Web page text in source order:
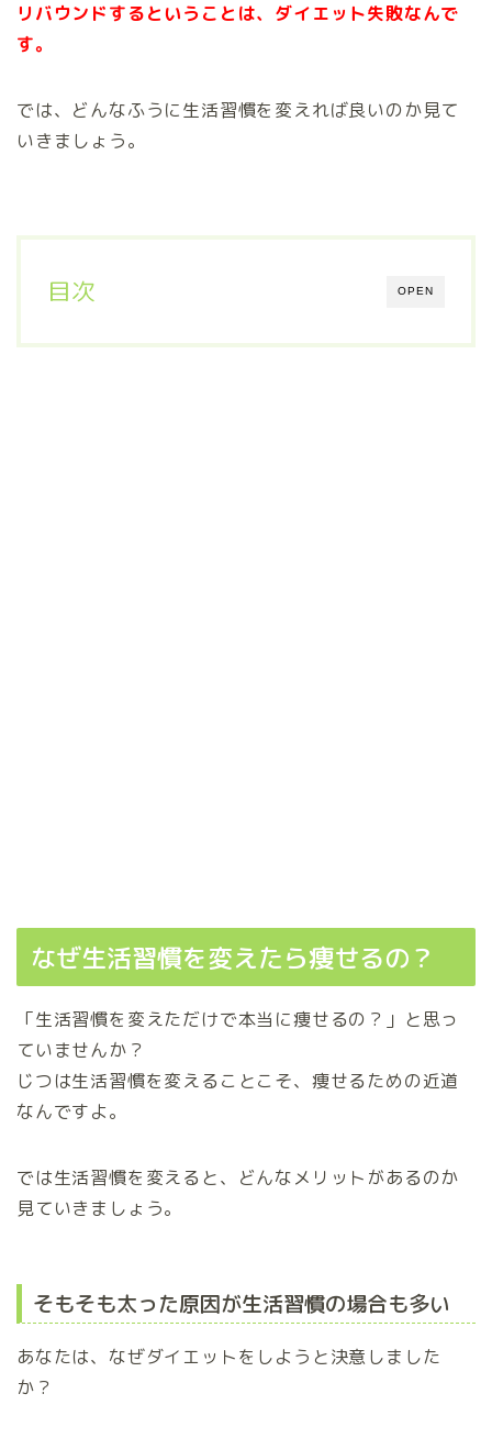
リバウンドするということは、ダイエット失敗なんで
す。
では、どんなふうに生活習慣を変えれば良いのか見て
いきましょう。
OPEN
目次
なぜ生活習慣を変えたら痩せるの？
「生活習慣を変えただけで本当に痩せるの？」と思っ
ていませんか？
じつは生活習慣を変えることこそ、痩せるための近道
なんですよ。
では生活習慣を変えると、どんなメリットがあるのか
見ていきましょう。
そもそも太った原因が生活習慣の場合も多い
あなたは、なぜダイエットをしようと決意しました
か？